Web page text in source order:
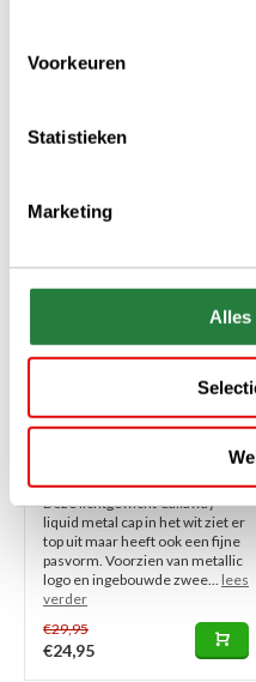
Voorkeuren
Statistieken
Marketing
Alles
pasvorm. Voorzien van metalic
€28,00
Ladies Golfcap 2026 - Wit
Deze lichtgewicht Callaway
liquid metal cap in het wit ziet er
top uit maar heeft ook een fijne
pasvorm. Voorzien van metallic
logo en ingebouwde zwee... lees
verder
€29,95
€24,95